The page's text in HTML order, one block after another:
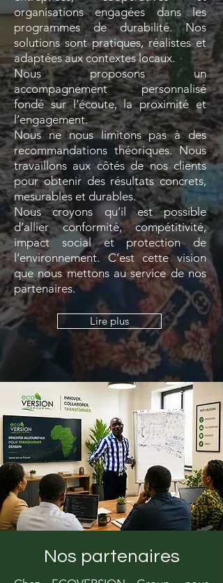
organisations engagées dans les
programmes de durabilité. Nos
solutions sont pratiques, réalistes et
adaptées aux contextes locaux.
Nous proposons un
accompagnement personnalisé
fondé sur l’écoute, la proximité et
l’engagement.
Nous ne nous limitons pas à des
recommandations théoriques. Nous
travaillons aux côtés de nos clients
pour obtenir des résultats concrets,
mesurables et durables.
​Nous croyons qu’il est possible
d’allier conformité, compétitivité,
impact social et protection de
l’environnement. C’est cette vision
que nous mettons au service de nos
partenaires.
Lire plus
Nos partenaires